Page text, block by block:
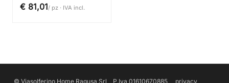
€ 81,01/ pz · IVA incl.
© Viasolferino Home Ragusa Srl P.Iva 01610670885 privacy